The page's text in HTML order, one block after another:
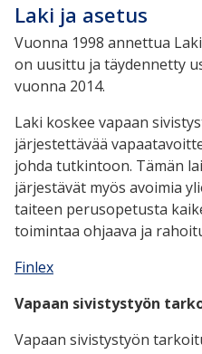
Laki ja asetus
Vuonna 1998 annettua
on uusittu ja täydennetty
vuonna 2014.
Laki koskee vapaan
järjestettävää
johda tutkintoon. Tämän
järjestävät myös avoimia
taiteen perusopetusta
toimintaa ohjaava ja
Finlex
Vapaan sivistystyön
Vapaan sivistystyön